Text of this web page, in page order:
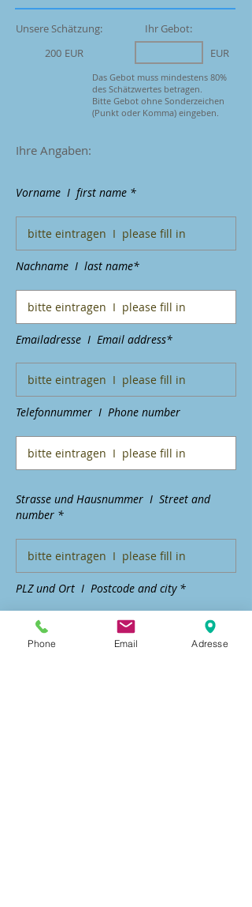
Unsere Schätzung:
200 EUR
Ihr Gebot:
EUR
Das Gebot muss mindestens 80%
des Schätzwertes betragen.
Bitte Gebot ohne Sonderzeichen
(Punkt oder Komma) eingeben.
Ihre Angaben:
Vorname I first name *
Nachname I last name*
Emailadresse I Email address*
Telefonnummer I Phone number
Strasse und Hausnummer I Street and
number *
PLZ und Ort I Postcode and city *
Phone Email Adresse